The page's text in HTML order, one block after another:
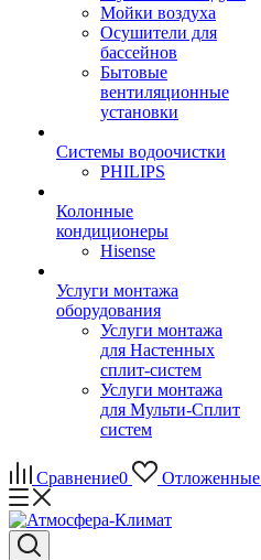
Мойки воздуха
Осушители для
бассейнов
Бытовые
вентиляционные
установки
Системы водоочистки
PHILIPS
Колонные
кондиционеры
Hisense
Услуги монтажа
оборудования
Услуги монтажа
для Настенных
сплит-систем
Услуги монтажа
для Мульти-Сплит
систем
Сравнение0 Отложенные